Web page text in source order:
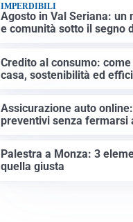
IMPERDIBILI
Agosto in Val Seriana: un
e comunità sotto il segno
Credito al consumo:
casa, sostenibilità ed
Assicurazione auto
preventivi senza fermarsi
Palestra a Monza: 3
quella giusta